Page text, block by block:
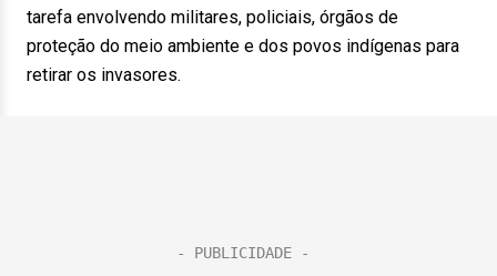
tarefa envolvendo militares, policiais, órgãos de
proteção do meio ambiente e dos povos indígenas para
retirar os invasores.